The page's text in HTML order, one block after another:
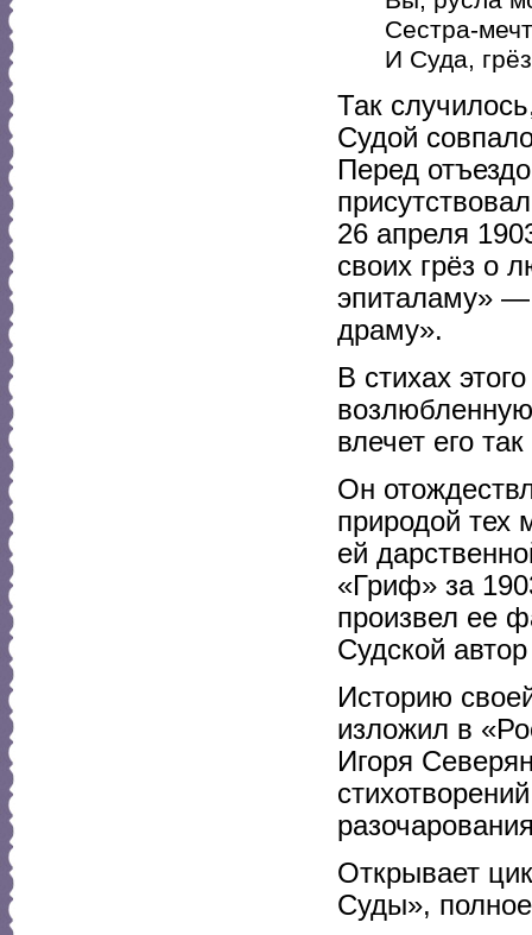
Сестра-
И Суда,
Так
Судой
Перед
26 апреля
своих грёз о
эпиталаму» —
драму».
В стихах
влечет его
Он
природой тех
ей
«Гриф» за
произвел ее
Судской
Историю
изложил в
Игоря
Открывает
Суды»,